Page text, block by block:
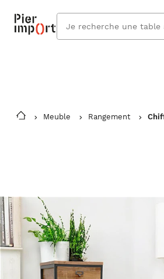
Vous êtes absent ? Pier Import s'adapte
et vous livre à votre retour.
cherchez
vous ?
Meuble Rangement